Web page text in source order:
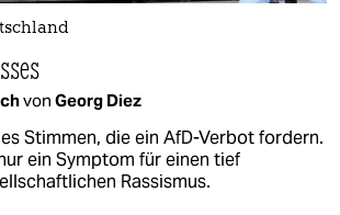
von Georg Diez
Stimmen, die ein AfD-Verbot fordern.
ein Symptom für einen tief
Rassismus.